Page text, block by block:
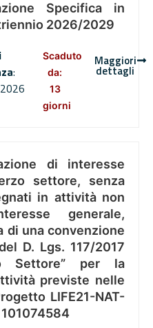
Specifica in
2026/2029
:
Scaduto
da:
13
giorni
Maggiori
dettagli
di interesse
settore, senza
in attività non
generale,
di una convenzione
D. Lgs. 117/2017
Settore” per la
previste nelle
LIFE21-NAT-
101074584